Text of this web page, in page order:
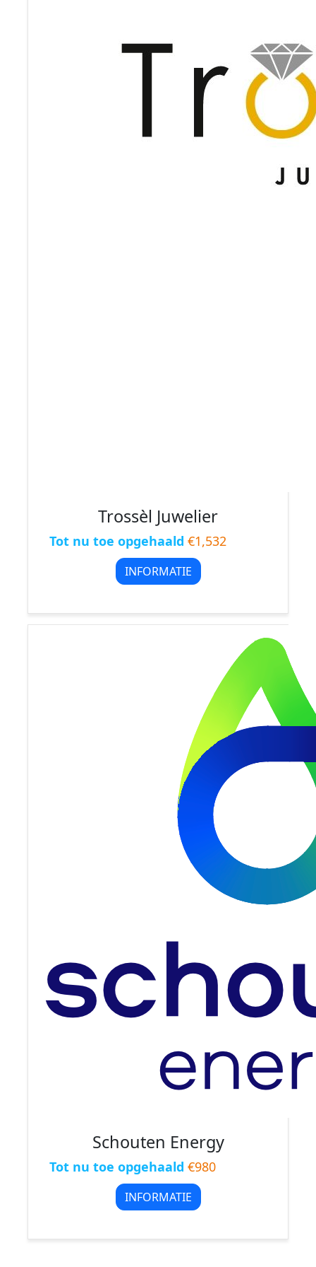
Trossèl Juwelier
Tot nu toe opgehaald €1,532
INFORMATIE
Schouten Energy
Tot nu toe opgehaald €980
INFORMATIE